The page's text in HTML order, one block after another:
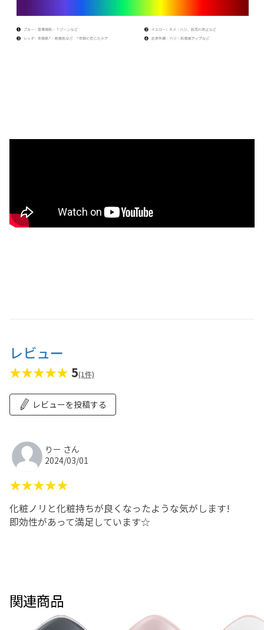
レビュー
★★★★★ 5(1件)
レビューを投稿する
りー さん
2024/03/01
★★★★★
化粧ノリと化粧持ちが良くなったような気がします!
即効性があって満足しています☆
関連商品